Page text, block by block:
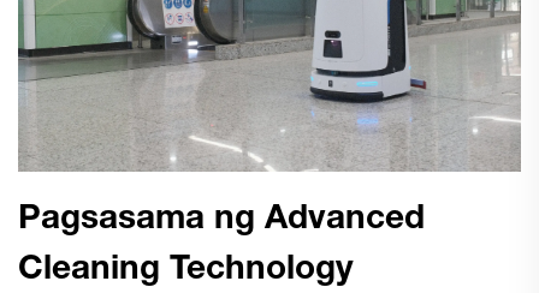
Pagsasama ng Advanced
Cleaning Technology